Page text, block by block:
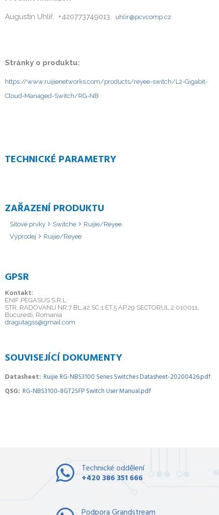
Augustin Uhlíř, +420773749013, uhlir@pcvcomp.cz
Stránky o produktu:
https://www.ruijienetworks.com/products/reyee-switch/L2-Gigabit-
Cloud-Managed-Switch/RG-NB
TECHNICKÉ PARAMETRY
ZAŘAZENÍ PRODUKTU
Síťové prvky Switche
Ruijie/Reyee
Výprodej
Ruijie/Reyee
GPSR
Kontakt:
ENIF PEGASUS S.R.L.
STR. RADOVANU NR.7 BL.42 SC.1 ET.5 AP.29 SECTORUL 2 010011,
Bucuresti, Romania
dragutagss@gmail.com
SOUVISEJÍCÍ DOKUMENTY
Datasheet Ruijie RG-NBS3100 Series Switches Datasheet-20200426.pdf
QSG RG-NBS3100-8GT2SFP Switch User Manual.pdf
Technické oddělení
+420 386 351 666